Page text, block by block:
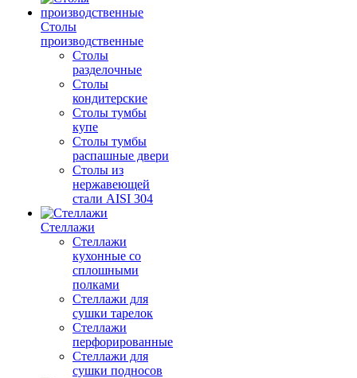
Столы
производственные
Столы
разделочные
Столы
кондитерские
Столы тумбы
купе
Столы тумбы
распашные двери
Столы из
нержавеющей
стали AISI 304
Стеллажи
Стеллажи
кухонные со
сплошными
полками
Стеллажи для
сушки тарелок
Стеллажи
перфорированные
Стеллажи для
сушки подносов